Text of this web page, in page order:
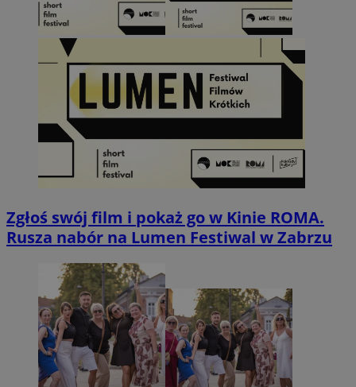
Zgłoś swój film i pokaż go w Kinie ROMA.
Rusza nabór na Lumen Festiwal w Zabrzu